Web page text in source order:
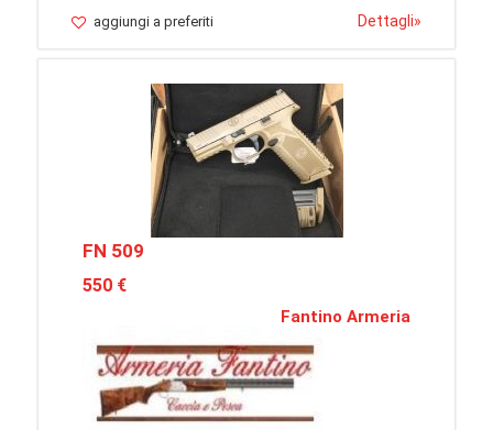
aggiungi a preferiti Dettagli»
FN 509
550 €
Fantino Armeria